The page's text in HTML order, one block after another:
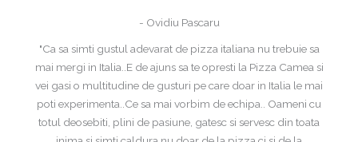
- Ovidiu Pascaru
"Ca sa simti gustul adevarat de pizza italiana nu trebuie sa
mai mergi in Italia..E de ajuns sa te opresti la Pizza Camea si
vei gasi o multitudine de gusturi pe care doar in Italia le mai
poti experimenta..Ce sa mai vorbim de echipa.. Oameni cu
totul deosebiti, plini de pasiune, gatesc si servesc din toata